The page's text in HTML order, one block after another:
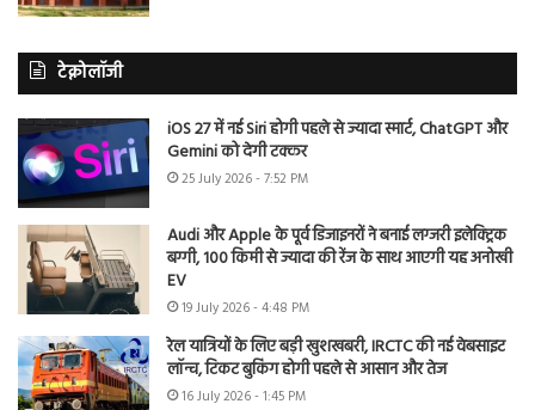
टेक्नोलॉजी
iOS 27 में नई Siri होगी पहले से ज्यादा स्मार्ट, ChatGPT और
Gemini को देगी टक्कर
25 July 2026 - 7:52 PM
Audi और Apple के पूर्व डिजाइनरों ने बनाई लग्जरी इलेक्ट्रिक
बग्गी, 100 किमी से ज्यादा की रेंज के साथ आएगी यह अनोखी
EV
19 July 2026 - 4:48 PM
रेल यात्रियों के लिए बड़ी खुशखबरी, IRCTC की नई वेबसाइट
लॉन्च, टिकट बुकिंग होगी पहले से आसान और तेज
16 July 2026 - 1:45 PM